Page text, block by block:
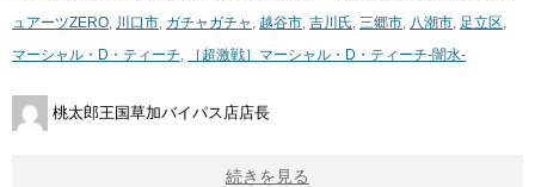
ュアーツZERO 川口市 ガチャガチャ 越谷市 吉川氏 三郷市 八潮市 足立区
マーシャル・D・ティーチ
［超激戦］マーシャル・D・ティーチ-闇水-
桃太郎王国草加バイパス店店長
続きを見る